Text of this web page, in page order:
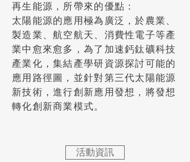
再生能源，所帶來的優點：
太陽能源的應用極為廣泛，於農業、
製造業、航空航天、消費性電子等產
業中愈來愈多，為了加速鈣鈦礦科技
產業化，集結產學研資源探討可能的
應用路徑圖，並針對第三代太陽能源
新技術，進行創新應用發想，將發想
轉化創新商業模式。
活動資訊